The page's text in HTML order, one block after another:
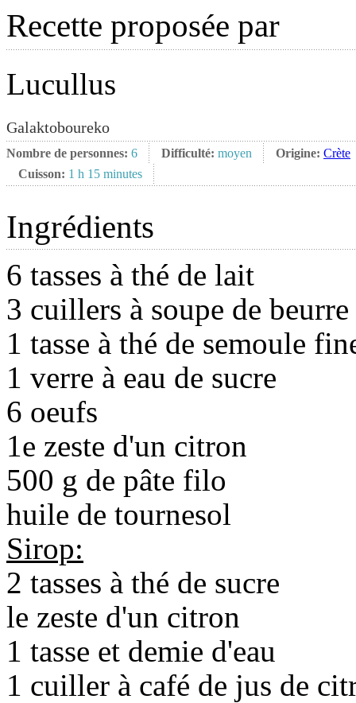
Recette proposée par
Lucullus
Galaktoboureko
Nombre de personnes: 6 Difficulté: moyen Origine: Crète
Cuisson: 1 h 15 minutes
Ingrédients
6 tasses à thé de lait
3 cuillers à soupe de beurre
1 tasse à thé de semoule
1 verre à eau de sucre
6 oeufs
1e zeste d'un citron
500 g de pâte filo
huile de tournesol
Sirop:
2 tasses à thé de sucre
le zeste d'un citron
1 tasse et demie d'eau
1 cuiller à café de jus de